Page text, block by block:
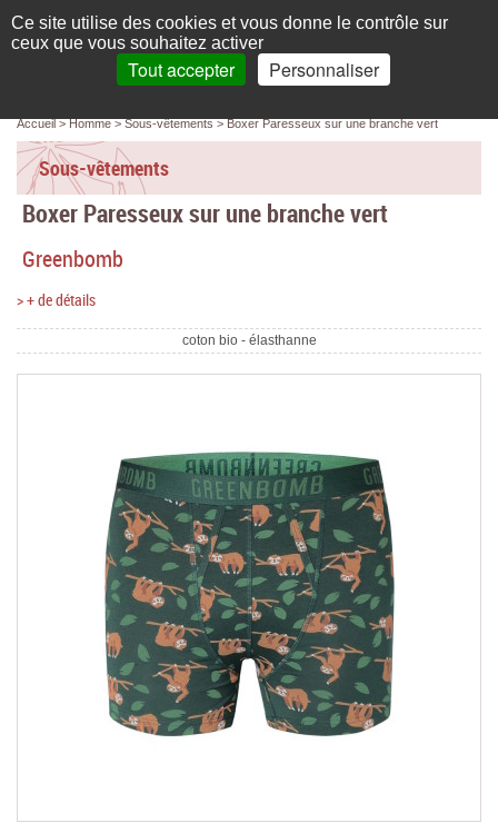
L'élégance au naturel
compte
Français
Recherche
Accueil
Femme
Homme
Bébé & enfant
Chaussures & Sacs
Chèques Cadeaux
PROMOTIONS
Accueil Homme Sous-vêtements Boxer Paresseux sur une branche vert
Sous-vêtements
Boxer Paresseux sur une branche vert
Greenbomb
> + de détails
coton bio - élasthanne
Panneau de gestion des cookies
Ce site utilise des cookies et vous donne le contrôle sur
ceux que vous souhaitez activer
Tout accepter Personnaliser